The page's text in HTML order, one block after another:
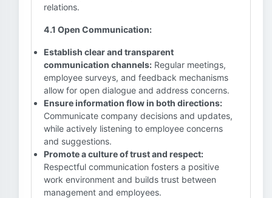
relations.
4.1 Open Communication:
Establish clear and transparent
communication channels: Regular meetings,
employee surveys, and feedback mechanisms
allow for open dialogue and address concerns.
Ensure information flow in both directions:
Communicate company decisions and updates,
while actively listening to employee concerns
and suggestions.
Promote a culture of trust and respect:
Respectful communication fosters a positive
work environment and builds trust between
management and employees.